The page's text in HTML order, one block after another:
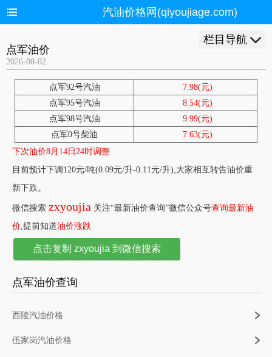
汽油价格网(qiyoujiage.com)
栏目导航
点军油价
2026-08-02
点军92号汽油
7.98(元)
点军95号汽油
8.54(元)
点军98号汽油
9.99(元)
点军0号柴油
7.63(元)
下次油价8月14日24时调整
目前预计下调120元/吨(0.09元/升-0.11元/升),大家相互转告油价重
新下跌。
微信搜索 zxyoujia 关注“最新油价查询”微信公众号查询最新油
价,提前知道油价涨跌
点击复制 zxyoujia 到微信搜索
点军油价查询
西陵汽油价格
伍家岗汽油价格